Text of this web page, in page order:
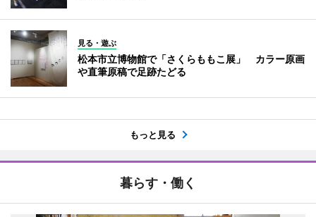
見る・遊ぶ
松本市立博物館で「さくらももこ展」 カラー原画
や直筆原稿で足跡たどる
もっと見る
暮らす・働く